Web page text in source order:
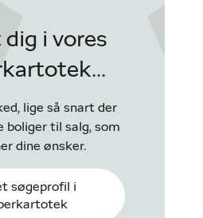
i vores
lige så snart der
boliger til salg, som
dine ønsker.
søgeprofil i